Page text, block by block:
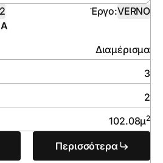
Έργο:VERNO
Διαμέρισμα
3
2
102.08μ2
Περισσότερα